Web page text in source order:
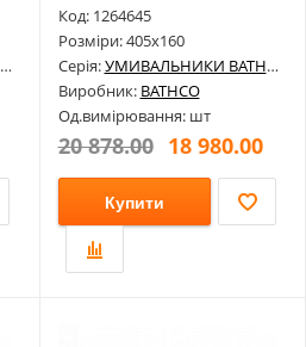
Код: 1264645
Розміри: 405х160
Серія:УМИВАЛЬНИКИ BATHCO
Виробник: BATHCO
Од.вимірювання: шт
20 878.00 18 980.00
Купити